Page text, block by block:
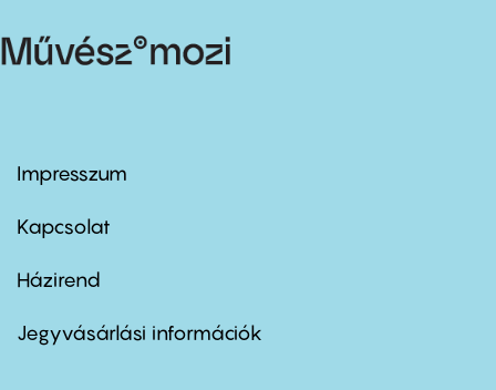
Footer
first
Impresszum
Kapcsolat
Footer
second
Házirend
Jegyvásárlási információk